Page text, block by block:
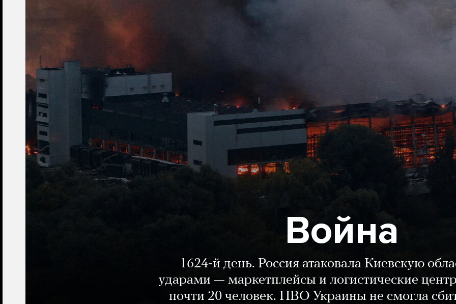
Война
1624-й день. Россия атаковала Киевскую
ударами — маркетплейсы и логистические
почти 20 человек. ПВО Украины не смогла